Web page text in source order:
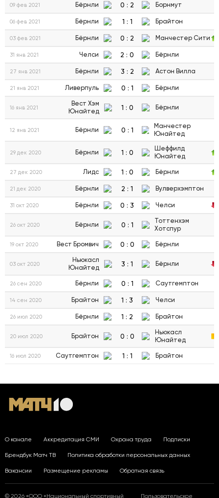
09 фев 2021 Бёрнли 0 : 2 Борнмут
06 фев 2021 Бёрнли 1 : 1 Брайтон
03 фев 2021 Бёрнли 0 : 2 Манчестер Сити
31 янв 2021 Челси 2 : 0 Бёрнли
27 янв 2021 Бёрнли 3 : 2 Астон Вилла
21 янв 2021 Ливерпуль 0 : 1 Бёрнли
16 янв 2021
Вест Хэм
Юнайтед
1 : 0 Бёрнли
12 янв 2021 Бёрнли 0 : 1
Манчестер
Юнайтед
29 дек 2020 Бёрнли 1 : 0
Шеффилд
Юнайтед
27 дек 2020 Лидс 1 : 0 Бёрнли
21 дек 2020 Бёрнли 2 : 1 Вулверхэмптон
31 окт 2020 Бёрнли 0 : 3 Челси
26 окт 2020 Бёрнли 0 : 1
Тоттенхэм
Хотспур
19 окт 2020 Вест Бромвич 0 : 0 Бёрнли
03 окт 2020
Ньюкасл
Юнайтед
3 : 1 Бёрнли
26 сен 2020 Бёрнли 0 : 1 Саутгемптон
14 сен 2020 Брайтон 1 : 3 Челси
26 июл 2020 Бёрнли 1 : 2 Брайтон
20 июл 2020 Брайтон 0 : 0
Ньюкасл
Юнайтед
16 июл 2020 Саутгемптон 1 : 1 Брайтон
О канале Аккредитация СМИ Охрана труда Подписки
Брендбук Матч ТВ Политика обработки персональных данных
Вакансии Размещение рекламы Обратная связь
© 2026 «ООО «Национальный спортивный Пользовательское